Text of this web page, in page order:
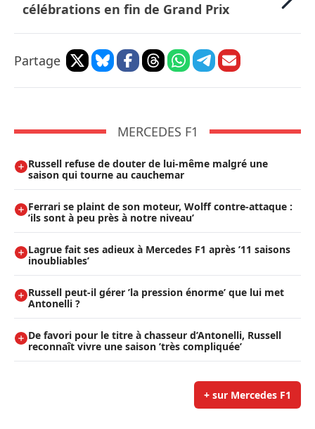
célébrations en fin de Grand Prix
Partage
MERCEDES F1
Russell refuse de douter de lui-même malgré une
saison qui tourne au cauchemar
Ferrari se plaint de son moteur, Wolff contre-attaque :
’ils sont à peu près à notre niveau’
Lagrue fait ses adieux à Mercedes F1 après ’11 saisons
inoubliables’
Russell peut-il gérer ’la pression énorme’ que lui met
Antonelli ?
De favori pour le titre à chasseur d’Antonelli, Russell
reconnaît vivre une saison ’très compliquée’
+ sur Mercedes F1